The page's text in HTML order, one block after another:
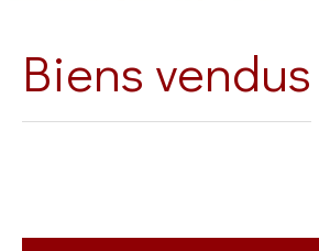
Biens vendus